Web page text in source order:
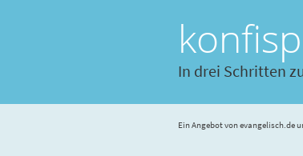
In drei Schritten
Ein Angebot von evangelisch.de